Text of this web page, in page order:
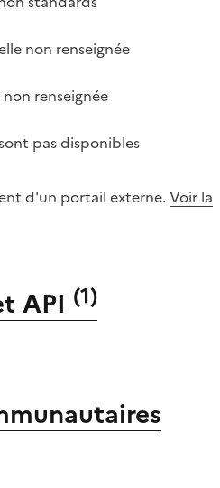
non renseignée
renseignée
pas disponibles
d'un portail externe. Voir la
API (1)